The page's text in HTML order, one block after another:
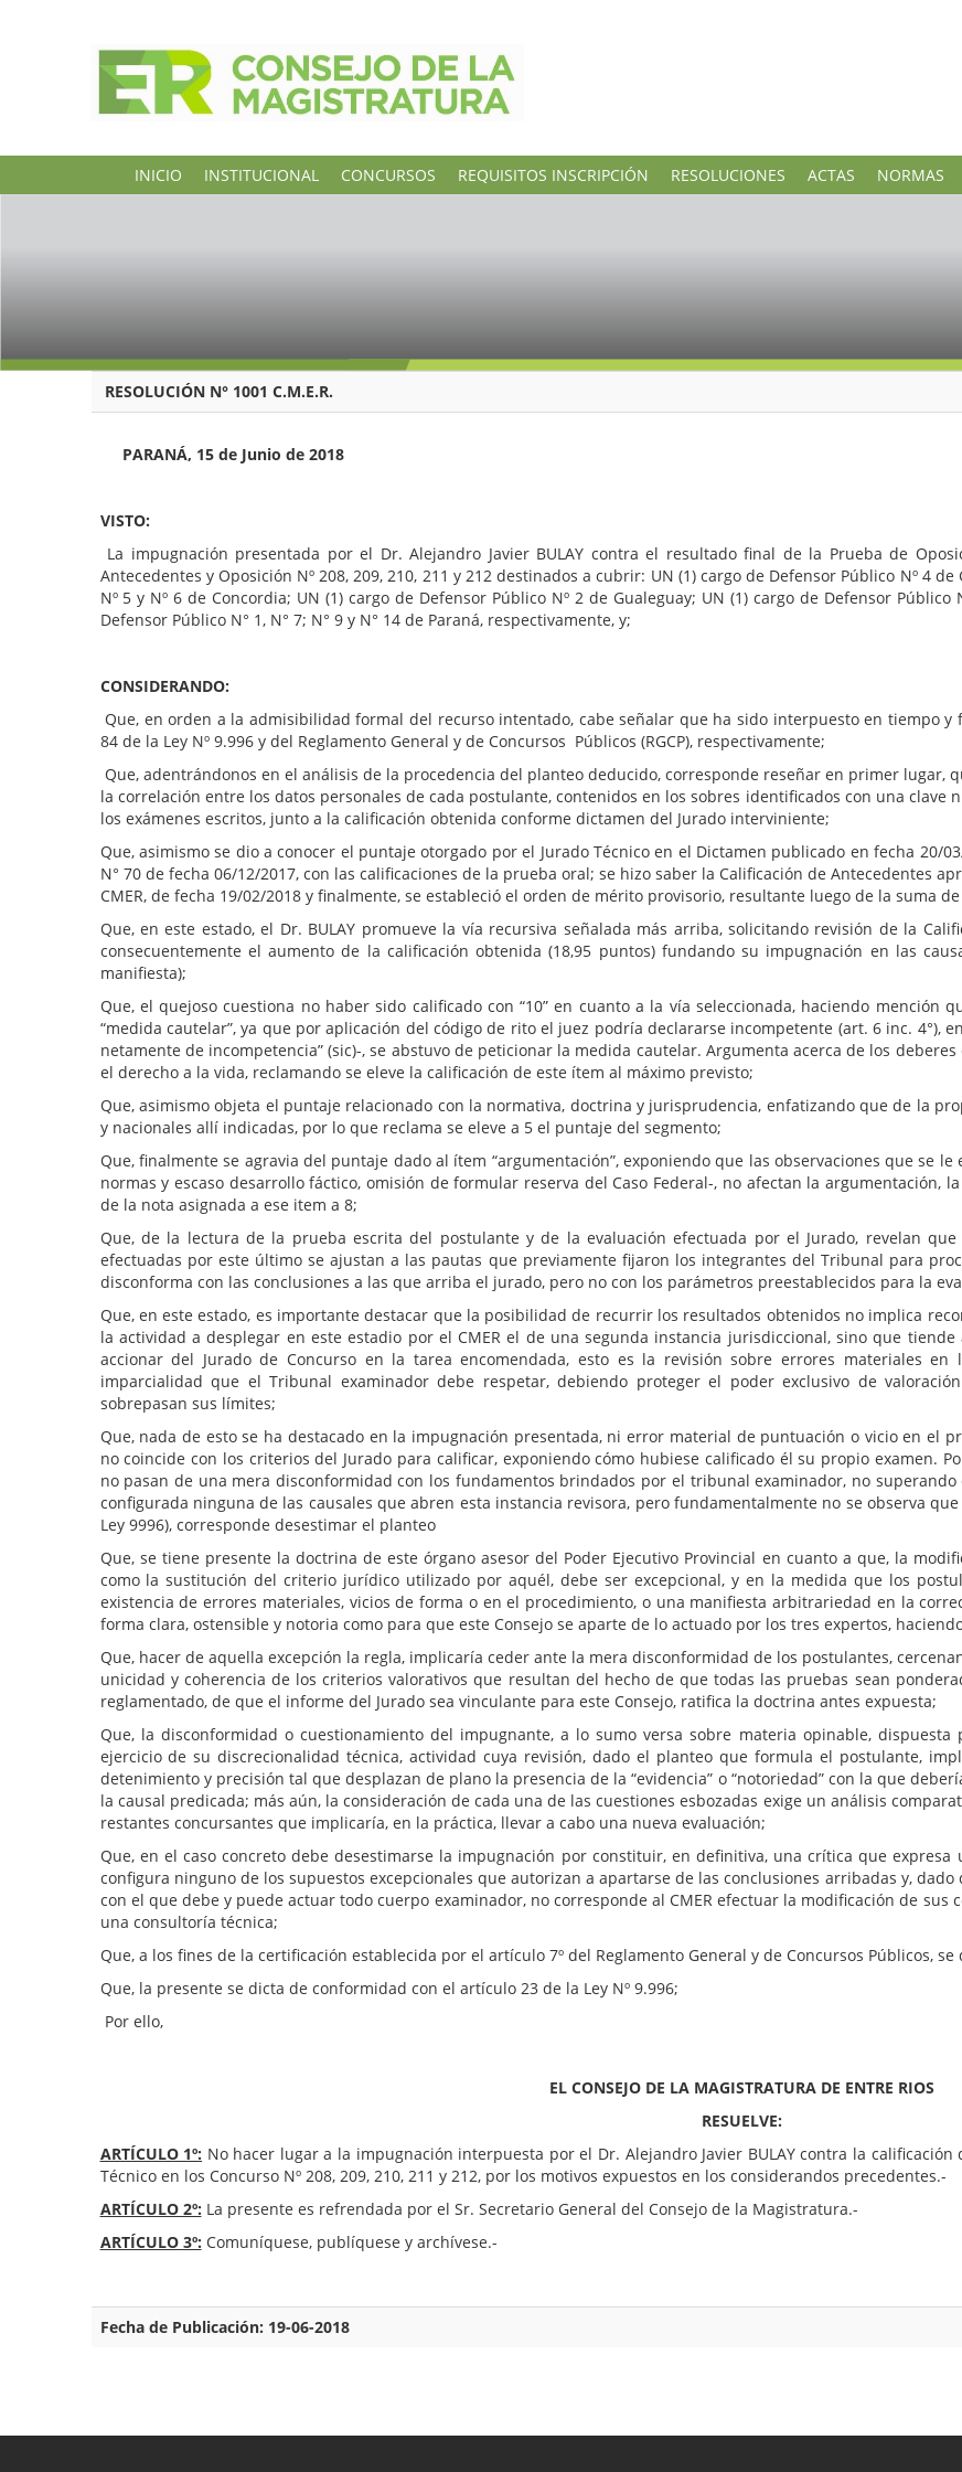
INICIO INSTITUCIONAL CONCURSOS REQUISITOS INSCRIPCIÓN RESOLUCIONES ACTAS NORMAS
RESOLUCIÓN N° 1001 C.M.E.R.
PARANÁ, 15 de Junio de 2018
VISTO:
La impugnación presentada por el Dr. Alejandro Javier BULAY contra el resultado final de la Prueba de
Antecedentes y Oposición Nº 208, 209, 210, 211 y 212 destinados a cubrir: UN (1) cargo de Defensor Público Nº 4
Nº 5 y Nº 6 de Concordia; UN (1) cargo de Defensor Público Nº 2 de Gualeguay; UN (1) cargo de Defensor Público
Defensor Público N° 1, N° 7; N° 9 y N° 14 de Paraná, respectivamente, y;
CONSIDERANDO:
Que, en orden a la admisibilidad formal del recurso intentado, cabe señalar que ha sido interpuesto en tiempo
84 de la Ley Nº 9.996 y del Reglamento General y de Concursos Públicos (RGCP), respectivamente;
Que, adentrándonos en el análisis de la procedencia del planteo deducido, corresponde reseñar en primer lugar,
la correlación entre los datos personales de cada postulante, contenidos en los sobres identificados con una clave
los exámenes escritos, junto a la calificación obtenida conforme dictamen del Jurado interviniente;
Que, asimismo se dio a conocer el puntaje otorgado por el Jurado Técnico en el Dictamen publicado en fecha 20/
N° 70 de fecha 06/12/2017, con las calificaciones de la prueba oral; se hizo saber la Calificación de Antecedentes
CMER, de fecha 19/02/2018 y finalmente, se estableció el orden de mérito provisorio, resultante luego de la suma
Que, en este estado, el Dr. BULAY promueve la vía recursiva señalada más arriba, solicitando revisión de la
consecuentemente el aumento de la calificación obtenida (18,95 puntos) fundando su impugnación en las
manifiesta);
Que, el quejoso cuestiona no haber sido calificado con “10” en cuanto a la vía seleccionada, haciendo
“medida cautelar”, ya que por aplicación del código de rito el juez podría declararse incompetente (art. 6 inc. 4°),
netamente de incompetencia” (sic)-, se abstuvo de peticionar la medida cautelar. Argumenta acerca de los
el derecho a la vida, reclamando se eleve la calificación de este ítem al máximo previsto;
Que, asimismo objeta el puntaje relacionado con la normativa, doctrina y jurisprudencia, enfatizando que de la
y nacionales allí indicadas, por lo que reclama se eleve a 5 el puntaje del segmento;
Que, finalmente se agravia del puntaje dado al ítem “argumentación”, exponiendo que las observaciones que se
normas y escaso desarrollo fáctico, omisión de formular reserva del Caso Federal-, no afectan la argumentación,
de la nota asignada a ese item a 8;
Que, de la lectura de la prueba escrita del postulante y de la evaluación efectuada por el Jurado, revelan
efectuadas por este último se ajustan a las pautas que previamente fijaron los integrantes del Tribunal para
disconforma con las conclusiones a las que arriba el jurado, pero no con los parámetros preestablecidos para la
Que, en este estado, es importante destacar que la posibilidad de recurrir los resultados obtenidos no implica
la actividad a desplegar en este estadio por el CMER el de una segunda instancia jurisdiccional, sino que
accionar del Jurado de Concurso en la tarea encomendada, esto es la revisión sobre errores materiales
imparcialidad que el Tribunal examinador debe respetar, debiendo proteger el poder exclusivo de
sobrepasan sus límites;
Que, nada de esto se ha destacado en la impugnación presentada, ni error material de puntuación o vicio en el
no coincide con los criterios del Jurado para calificar, exponiendo cómo hubiese calificado él su propio examen.
no pasan de una mera disconformidad con los fundamentos brindados por el tribunal examinador, no
configurada ninguna de las causales que abren esta instancia revisora, pero fundamentalmente no se observa
Ley 9996), corresponde desestimar el planteo
Que, se tiene presente la doctrina de este órgano asesor del Poder Ejecutivo Provincial en cuanto a que, la
como la sustitución del criterio jurídico utilizado por aquél, debe ser excepcional, y en la medida que los
existencia de errores materiales, vicios de forma o en el procedimiento, o una manifiesta arbitrariedad en la
forma clara, ostensible y notoria como para que este Consejo se aparte de lo actuado por los tres expertos,
Que, hacer de aquella excepción la regla, implicaría ceder ante la mera disconformidad de los postulantes,
unicidad y coherencia de los criterios valorativos que resultan del hecho de que todas las pruebas sean
reglamentado, de que el informe del Jurado sea vinculante para este Consejo, ratifica la doctrina antes expuesta;
Que, la disconformidad o cuestionamiento del impugnante, a lo sumo versa sobre materia opinable,
ejercicio de su discrecionalidad técnica, actividad cuya revisión, dado el planteo que formula el postulante,
detenimiento y precisión tal que desplazan de plano la presencia de la “evidencia” o “notoriedad” con la que
la causal predicada; más aún, la consideración de cada una de las cuestiones esbozadas exige un análisis
restantes concursantes que implicaría, en la práctica, llevar a cabo una nueva evaluación;
Que, en el caso concreto debe desestimarse la impugnación por constituir, en definitiva, una crítica que
configura ninguno de los supuestos excepcionales que autorizan a apartarse de las conclusiones arribadas y,
con el que debe y puede actuar todo cuerpo examinador, no corresponde al CMER efectuar la modificación de
una consultoría técnica;
Que, a los fines de la certificación establecida por el artículo 7º del Reglamento General y de Concursos Públicos, se
Que, la presente se dicta de conformidad con el artículo 23 de la Ley Nº 9.996;
Por ello,
EL CONSEJO DE LA MAGISTRATURA DE ENTRE RIOS
RESUELVE:
ARTÍCULO 1º: No hacer lugar a la impugnación interpuesta por el Dr. Alejandro Javier BULAY contra la
Técnico en los Concurso Nº 208, 209, 210, 211 y 212, por los motivos expuestos en los considerandos precedentes.-
ARTÍCULO 2º: La presente es refrendada por el Sr. Secretario General del Consejo de la Magistratura.-
ARTÍCULO 3º: Comuníquese, publíquese y archívese.-
Fecha de Publicación: 19-06-2018